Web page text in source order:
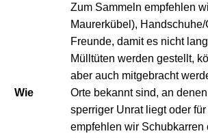
Wie
Zum Sammeln empfehlen
Maurerkübel),
Freunde, damit es nicht
Mülltüten werden gestellt,
aber auch mitgebracht
Orte bekannt sind, an
sperriger Unrat liegt oder
empfehlen wir Schubkarren